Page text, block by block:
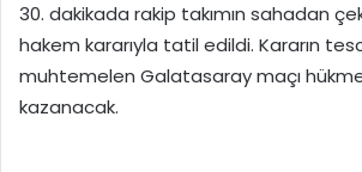
30. dakikada rakip takımın sahadan
hakem kararıyla tatil edildi. Kararın
muhtemelen Galatasaray maçı
kazanacak.